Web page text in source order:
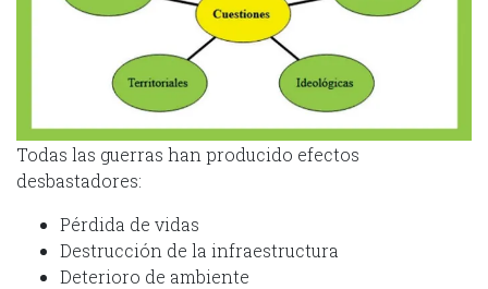
Todas las guerras han producido efectos
desbastadores:
Pérdida de vidas
Destrucción de la infraestructura
Deterioro de ambiente